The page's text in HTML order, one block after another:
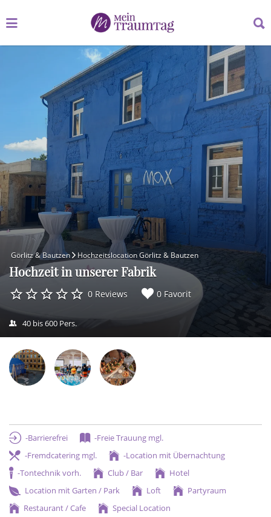
nach:
nach:
Görlitz & Bautzen Hochzeitslocation Görlitz & Bautzen
Hochzeit in unserer Fabrik
0 Reviews 0 Favorit
40 bis 600 Pers.
-Barrierefrei
-Freie Trauung mgl.
-Fremdcatering mgl.
-Location mit Übernachtung
-Tontechnik vorh.
Club / Bar
Hotel
Location mit Garten / Park
Loft
Partyraum
Restaurant / Cafe
Special Location